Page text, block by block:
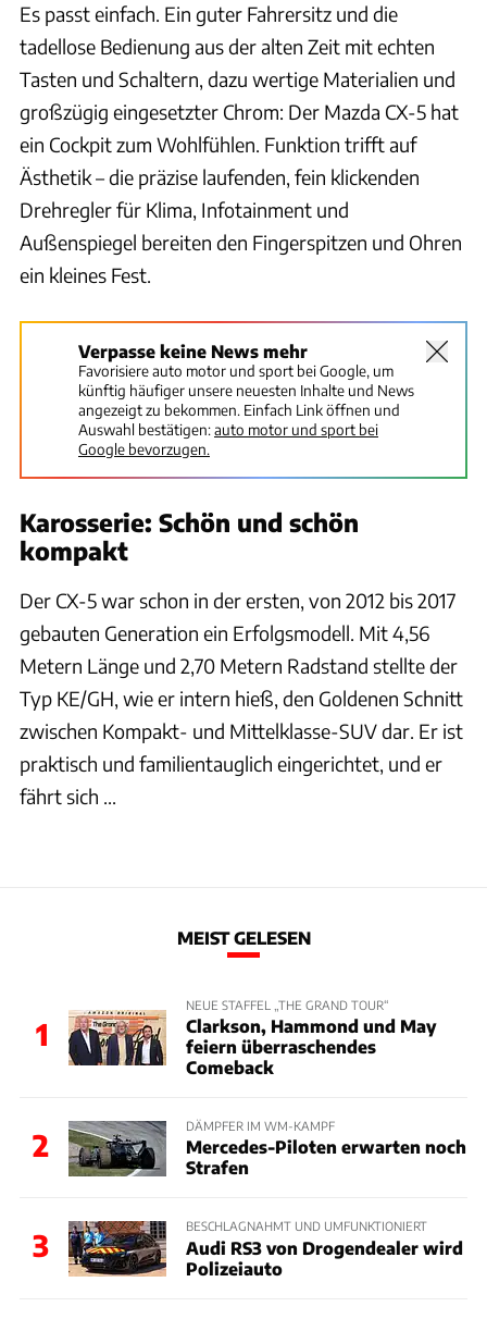
Es passt einfach. Ein guter Fahrersitz und die
tadellose Bedienung aus der alten Zeit mit echten
Tasten und Schaltern, dazu wertige Materialien und
großzügig eingesetzter Chrom: Der Mazda CX-5 hat
ein Cockpit zum Wohlfühlen. Funktion trifft auf
Ästhetik – die präzise laufenden, fein klickenden
Drehregler für Klima, Infotainment und
Außenspiegel bereiten den Fingerspitzen und Ohren
ein kleines Fest.
Verpasse keine News mehr
Favorisiere auto motor und sport bei Google, um
künftig häufiger unsere neuesten Inhalte und News
angezeigt zu bekommen. Einfach Link öffnen und
Auswahl bestätigen:auto motor und sport bei
Google bevorzugen.
Karosserie: Schön und schön
kompakt
Der CX-5 war schon in der ersten, von 2012 bis 2017
gebauten Generation ein Erfolgsmodell. Mit 4,56
Metern Länge und 2,70 Metern Radstand stellte der
Typ KE/GH, wie er intern hieß, den Goldenen Schnitt
zwischen Kompakt- und Mittelklasse-SUV dar. Er ist
praktisch und familientauglich eingerichtet, und er
fährt sich ...
MEIST GELESEN
1
NEUE STAFFEL „THE GRAND TOUR“
Clarkson, Hammond und May
feiern überraschendes
Comeback
2
DÄMPFER IM WM-KAMPF
Mercedes-Piloten erwarten noch
Strafen
3
BESCHLAGNAHMT UND UMFUNKTIONIERT
Audi RS3 von Drogendealer wird
Polizeiauto